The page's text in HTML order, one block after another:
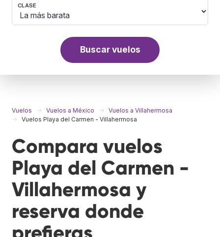
CLASE
Buscar vuelos
Vuelos Vuelos a México
Vuelos a Villahermosa
Vuelos Playa del Carmen - Villahermosa
Compara vuelos
Playa del Carmen -
Villahermosa y
reserva donde